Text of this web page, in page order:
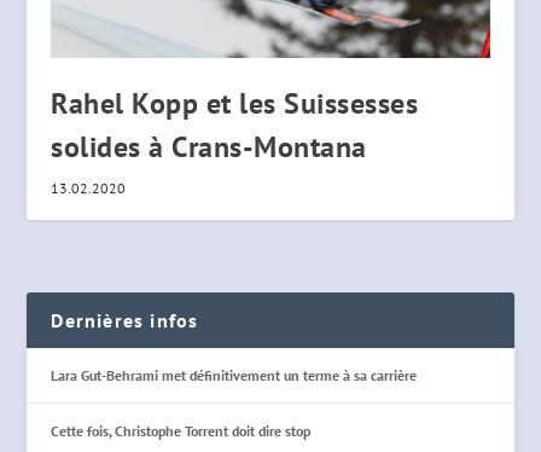
Rahel Kopp et les Suissesses
solides à Crans-Montana
13.02.2020
Dernières infos
Lara Gut-Behrami met définitivement un terme à sa carrière
Cette fois, Christophe Torrent doit dire stop